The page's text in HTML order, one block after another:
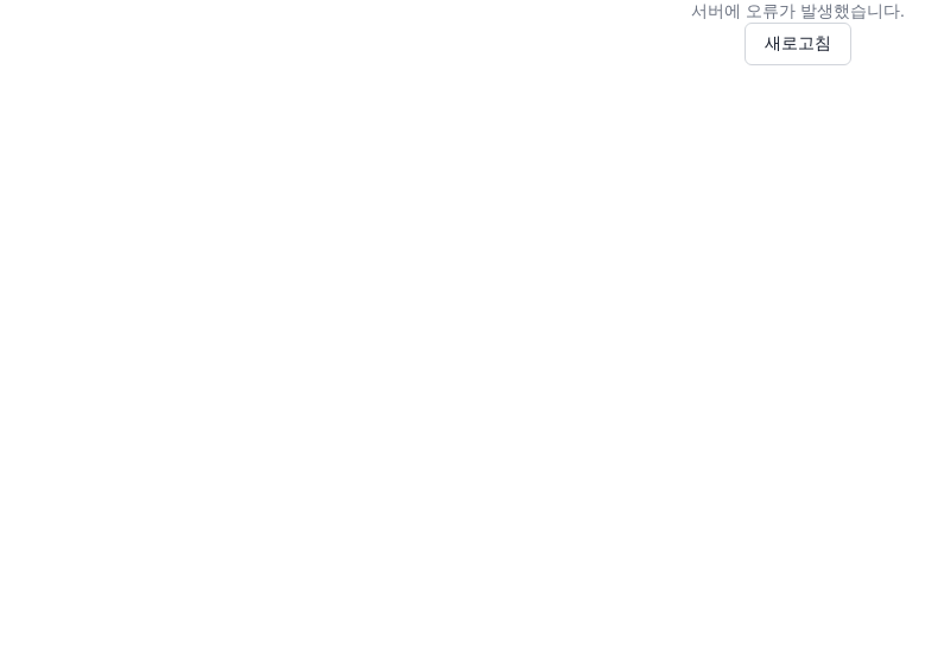
서버에 오류가 발생했습니다.
새로고침